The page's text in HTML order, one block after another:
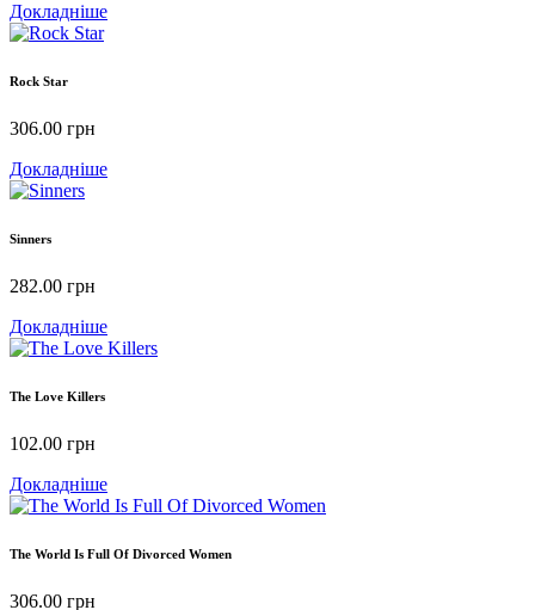
Докладніше
Rock Star
306.00 грн
Докладніше
Sinners
282.00 грн
Докладніше
The Love Killers
102.00 грн
Докладніше
The World Is Full Of Divorced Women
306.00 грн